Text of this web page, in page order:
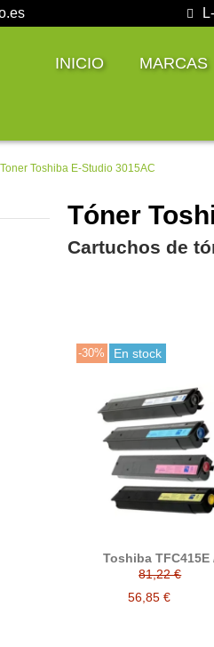
INICIO MARCAS
Toner Toshiba E-Studio 3015AC
Tóner
Cartuchos de
-30% En stock
Toshiba TFC415E
TFC210E tóner
81,22 €
56,85 €